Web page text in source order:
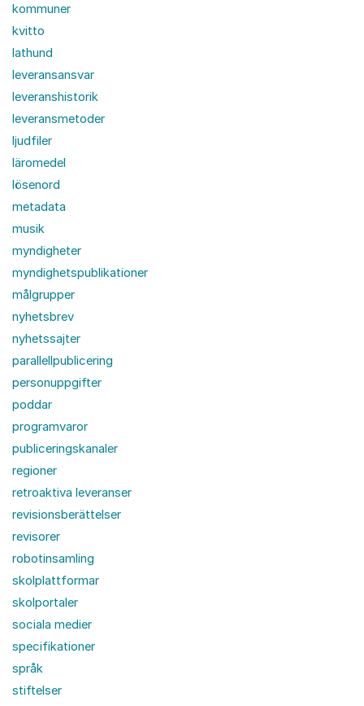
kommuner
kvitto
lathund
leveransansvar
leveranshistorik
leveransmetoder
ljudfiler
läromedel
lösenord
metadata
musik
myndigheter
myndighetspublikationer
målgrupper
nyhetsbrev
nyhetssajter
parallellpublicering
personuppgifter
poddar
programvaror
publiceringskanaler
regioner
retroaktiva leveranser
revisionsberättelser
revisorer
robotinsamling
skolplattformar
skolportaler
sociala medier
specifikationer
språk
stiftelser